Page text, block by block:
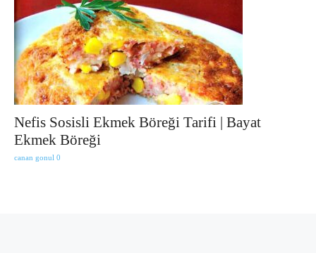
Nefis Sosisli Ekmek Böreği Tarifi | Bayat
Ekmek Böreği
canan gonul 0